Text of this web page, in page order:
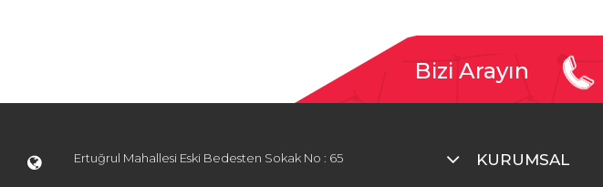
Bizi Arayın
Ertuğrul Mahallesi Eski Bedesten Sokak No : 65 KURUMSAL